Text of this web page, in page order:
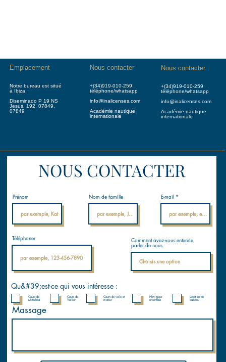
Nous contacter
+(34)919-010-259
téléphone/whatsapp
info@inalicenses.com
Académie nautique
internationale
Emplacement
Notre bureau est situé
à Ibiza
Diseminado P 19 NS
Jesus, 192, 07849,
07849
NOUS CONTACTER
Prénom Nom de famille E-mail
Téléphoner
Qu&#39;est-ce qui vous intéresse :
Cours de
Motorboa
Cours de
Voilier
Cours de voile et
moteur
Naviguez
ensemble
Location de
bateaux
Comment avez-vous entendu
parler de nous
Massage
Nous contacter
+(34)919-010-259
téléphone/whatsapp
info@inalicenses.com
Académie nautique
internationale